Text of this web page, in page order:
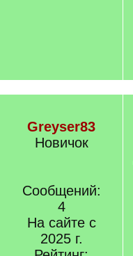
Greyser83
Новичок
Сообщений:
4
На сайте с
2025 г.